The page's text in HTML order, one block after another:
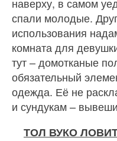
наверху, в самом
спали молодые.
использования
комната для
тут – домотканые
обязательный
одежда. Её не
и сундукам –
ТОЛ ВУКО